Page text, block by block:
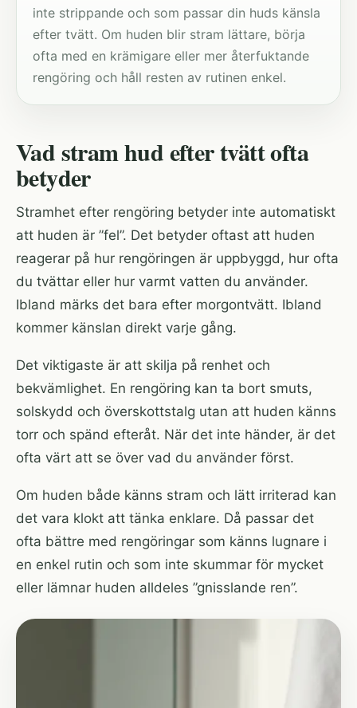
inte strippande och som passar din huds känsla
efter tvätt. Om huden blir stram lättare, börja
ofta med en krämigare eller mer återfuktande
rengöring och håll resten av rutinen enkel.
Vad stram hud efter tvätt ofta
betyder
Stramhet efter rengöring betyder inte automatiskt
att huden är ”fel”. Det betyder oftast att huden
reagerar på hur rengöringen är uppbyggd, hur ofta
du tvättar eller hur varmt vatten du använder.
Ibland märks det bara efter morgontvätt. Ibland
kommer känslan direkt varje gång.
Det viktigaste är att skilja på renhet och
bekvämlighet. En rengöring kan ta bort smuts,
solskydd och överskottstalg utan att huden känns
torr och spänd efteråt. När det inte händer, är det
ofta värt att se över vad du använder först.
Om huden både känns stram och lätt irriterad kan
det vara klokt att tänka enklare. Då passar det
ofta bättre med rengöringar som känns lugnare i
en enkel rutin och som inte skummar för mycket
eller lämnar huden alldeles ”gnisslande ren”.